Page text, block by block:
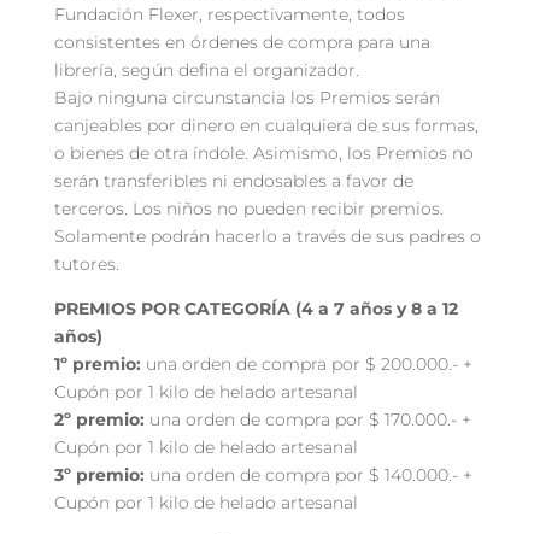
Fundación Flexer, respectivamente, todos
consistentes en órdenes de compra para una
librería, según defina el organizador.
Bajo ninguna circunstancia los Premios serán
canjeables por dinero en cualquiera de sus formas,
o bienes de otra índole. Asimismo, los Premios no
serán transferibles ni endosables a favor de
terceros. Los niños no pueden recibir premios.
Solamente podrán hacerlo a través de sus padres o
tutores.
PREMIOS POR CATEGORÍA (4 a 7 años y 8 a 12
años)
1º premio: una orden de compra por $ 200.000.- +
Cupón por 1 kilo de helado artesanal
2º premio: una orden de compra por $ 170.000.- +
Cupón por 1 kilo de helado artesanal
3º premio: una orden de compra por $ 140.000.- +
Cupón por 1 kilo de helado artesanal